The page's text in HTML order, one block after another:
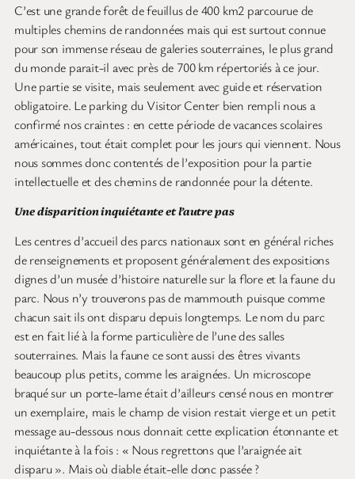
C’est une grande forêt de feuillus de 400 km2 parcourue de
multiples chemins de randonnées mais qui est surtout connue
pour son immense réseau de galeries souterraines, le plus grand
du monde parait-il avec près de 700 km répertoriés à ce jour.
Une partie se visite, mais seulement avec guide et réservation
obligatoire. Le parking du Visitor Center bien rempli nous a
confirmé nos craintes : en cette période de vacances scolaires
américaines, tout était complet pour les jours qui viennent. Nous
nous sommes donc contentés de l’exposition pour la partie
intellectuelle et des chemins de randonnée pour la détente.
Une disparition inquiétante et l’autre pas
Les centres d’accueil des parcs nationaux sont en général riches
de renseignements et proposent généralement des expositions
dignes d’un musée d’histoire naturelle sur la flore et la faune du
parc. Nous n’y trouverons pas de mammouth puisque comme
chacun sait ils ont disparu depuis longtemps. Le nom du parc
est en fait lié à la forme particulière de l’une des salles
souterraines. Mais la faune ce sont aussi des êtres vivants
beaucoup plus petits, comme les araignées. Un microscope
braqué sur un porte-lame était d’ailleurs censé nous en montrer
un exemplaire, mais le champ de vision restait vierge et un petit
message au-dessous nous donnait cette explication étonnante et
inquiétante à la fois : « Nous regrettons que l’araignée ait
disparu ». Mais où diable était-elle donc passée ?